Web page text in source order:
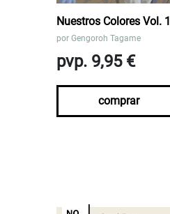
Nuestros Colores Vol. 1
por Gengoroh Tagame
pvp. 9,95 €
comprar